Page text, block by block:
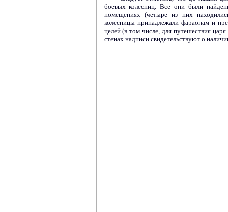
боевых колесниц. Все они были
помещениях (четыре из них
колесницы принадлежали фараонам и
целей (в том числе, для путешествия
стенах надписи свидетельствуют о